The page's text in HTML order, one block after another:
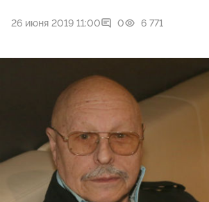
26 июня 2019 11:00 0 6 771